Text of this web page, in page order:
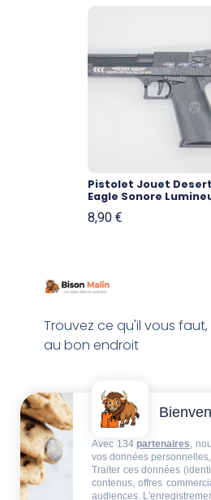
Pistolet Jouet Desert
Eagle Sonore
8,90 €
Trouvez ce qu'il vous faut,
au bon endroit
Avec 134 partenaires,
vos données
Traiter ces données
contenus, offres
audiences.